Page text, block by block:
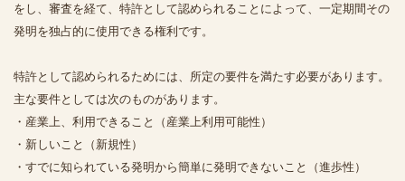
をし、審査を経て、特許として認められることによって、一定期間その
発明を独占的に使用できる権利です。
特許として認められるためには、所定の要件を満たす必要があります。
主な要件としては次のものがあります。
・産業上、利用できること（産業上利用可能性）
・新しいこと（新規性）
・すでに知られている発明から簡単に発明できないこと（進歩性）